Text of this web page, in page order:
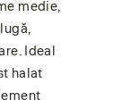
medie,
Ideal
halat